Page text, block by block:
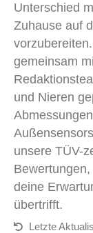
Unterschied
Zuhause auf
gemeinsam
und Nieren
unsere TÜV-
deine
übertrifft.
Letzte